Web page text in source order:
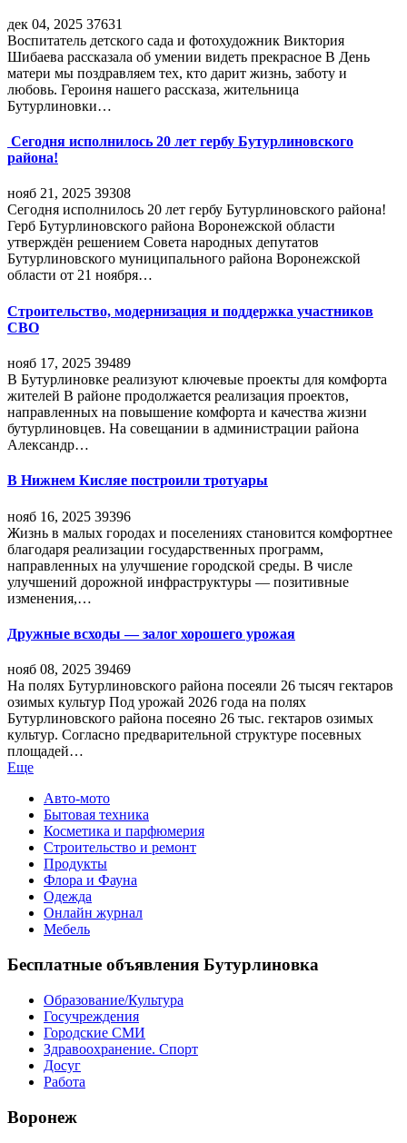
дек 04, 2025 37631
Воспитатель детского сада и фотохудожник Виктория
Шибаева рассказала об умении видеть прекрасное В День
матери мы поздравляем тех, кто дарит жизнь, заботу и
любовь. Героиня нашего рассказа, жительница
Бутурлиновки…
Сегодня исполнилось 20 лет гербу Бутурлиновского
района!
нояб 21, 2025 39308
Сегодня исполнилось 20 лет гербу Бутурлиновского района!
Герб Бутурлиновского района Воронежской области
утверждён решением Совета народных депутатов
Бутурлиновского муниципального района Воронежской
области от 21 ноября…
Строительство, модернизация и поддержка участников
СВО
нояб 17, 2025 39489
В Бутурлиновке реализуют ключевые проекты для комфорта
жителей В районе продолжается реализация проектов,
направленных на повышение комфорта и качества жизни
бутурлиновцев. На совещании в администрации района
Александр…
В Нижнем Кисляе построили тротуары
нояб 16, 2025 39396
Жизнь в малых городах и поселениях становится комфортнее
благодаря реализации государственных программ,
направленных на улучшение городской среды. В числе
улучшений дорожной инфраструктуры — позитивные
изменения,…
Дружные всходы — залог хорошего урожая
нояб 08, 2025 39469
На полях Бутурлиновского района посеяли 26 тысяч гектаров
озимых культур Под урожай 2026 года на полях
Бутурлиновского района посеяно 26 тыс. гектаров озимых
культур. Согласно предварительной структуре посевных
площадей…
Еще
Авто-мото
Бытовая техника
Косметика и парфюмерия
Строительство и ремонт
Продукты
Флора и Фауна
Одежда
Онлайн журнал
Мебель
Бесплатные объявления Бутурлиновка
Образование/Культура
Госучреждения
Городские СМИ
Здравоохранение. Спорт
Досуг
Работа
Воронеж